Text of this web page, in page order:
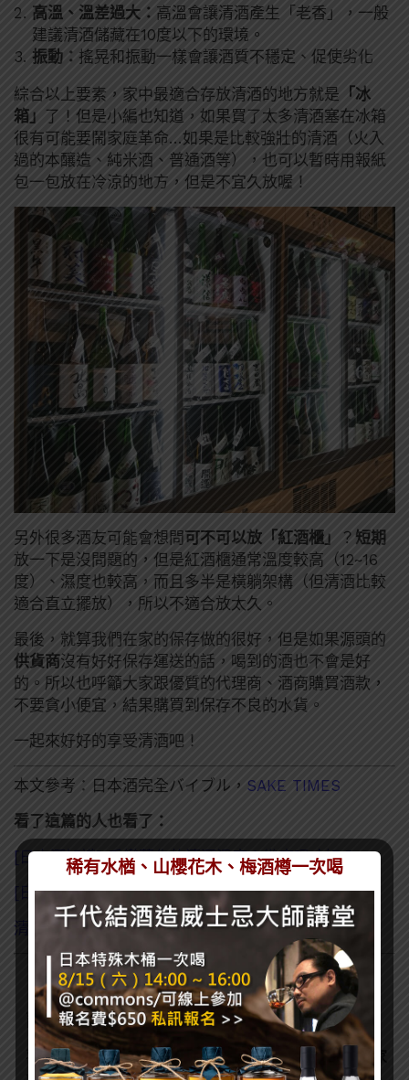
高溫、溫差過大： 高溫會讓清酒產生「老香」，一般
建議清酒儲藏在10度以下的環境。
振動： 搖晃和振動一樣會讓酒質不穩定、促使劣化
綜合以上要素，家中最適合存放清酒的地方就是 「冰
箱」 了！但是小編也知道，如果買了太多清酒塞在冰箱
很有可能要鬧家庭革命…如果是比較強壯的清酒（火入
過的本釀造、純米酒、普通酒等），也可以暫時用報紙
包一包放在冷涼的地方，但是不宜久放喔！
另外很多酒友可能會想問 可不可以放「紅酒櫃」 ？ 短期
放一下是沒問題的，但是紅酒櫃通常溫度較高（12~16
度）、濕度也較高，而且多半是橫躺架構（但清酒比較
適合直立擺放），所以不適合放太久。
最後，就算我們在家的保存做的很好，但是如果源頭的
供貨商沒有好好保存運送的話，喝到的酒也不會是好
的。所以也呼籲大家跟優質的代理商、酒商購買酒款，
不要貪小便宜，結果購買到保存不良的水貨。
一起來好好的享受清酒吧！
本文參考：日本酒完全バイブル， SAKE TIMES
看了這篇的人也看了：
[日本酒知識] 千變萬化的清酒溫度！幾度喝才好？
[日本酒知識] 清酒、燒酎、泡盛，到底哪裡不一樣？
清酒＋溫泉＋滑雪＝「越後湯澤」三個願望一次滿足！
訂閱一飲樂酒誌電子報
喜歡我們的內容嗎？在此訂閱電子報，掌握最新酒聞和獨家
稀有水楢、山櫻花木、梅酒樽一次喝